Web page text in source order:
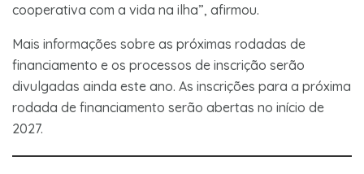
cooperativa com a vida na ilha”, afirmou.
Mais informações sobre as próximas rodadas de
financiamento e os processos de inscrição serão
divulgadas ainda este ano. As inscrições para a próxima
rodada de financiamento serão abertas no início de
2027.